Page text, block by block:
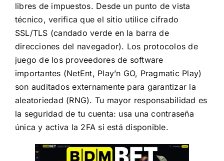
libres de impuestos. Desde un punto de vista
técnico, verifica que el sitio utilice cifrado
SSL/TLS (candado verde en la barra de
direcciones del navegador). Los protocolos de
juego de los proveedores de software
importantes (NetEnt, Play’n GO, Pragmatic Play)
son auditados externamente para garantizar la
aleatoriedad (RNG). Tu mayor responsabilidad es
la seguridad de tu cuenta: usa una contraseña
única y activa la 2FA si está disponible.